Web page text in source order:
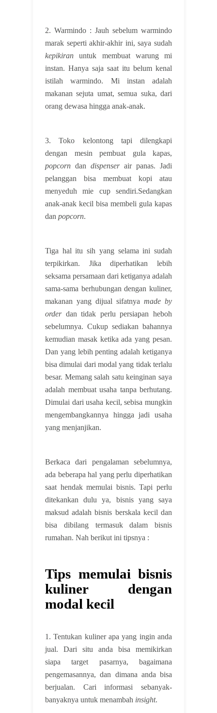
2. Warmindo : Jauh sebelum warmindo
marak seperti akhir-akhir ini, saya sudah
kepikiran untuk membuat warung mi
instan. Hanya saja saat itu belum kenal
istilah warmindo. Mi instan adalah
makanan sejuta umat, semua suka, dari
orang dewasa hingga anak-anak.
3. Toko kelontong tapi dilengkapi
dengan mesin pembuat gula kapas,
popcorn dan dispenserair panas. Jadi
pelanggan bisa membuat kopi atau
menyeduh mie cup sendiri.Sedangkan
anak-anak kecil bisa membeli gula kapas
dan popcorn.
Tiga hal itu sih yang selama ini sudah
terpikirkan. Jika diperhatikan lebih
seksama persamaan dari ketiganya adalah
sama-sama berhubungan dengan kuliner,
makanan yang dijual sifatnya made by
orderdan tidak perlu persiapan heboh
sebelumnya. Cukup sediakan bahannya
kemudian masak ketika ada yang pesan.
Dan yang lebih penting adalah ketiganya
bisa dimulai dari modal yang tidak terlalu
besar. Memang salah satu keinginan saya
adalah membuat usaha tanpa berhutang.
Dimulai dari usaha kecil, sebisa mungkin
mengembangkannya hingga jadi usaha
yang menjanjikan.
Berkaca dari pengalaman sebelumnya,
ada beberapa hal yang perlu diperhatikan
saat hendak memulai bisnis. Tapi perlu
ditekankan dulu ya, bisnis yang saya
maksud adalah bisnis berskala kecil dan
bisa dibilang termasuk dalam bisnis
rumahan. Nah berikut ini tipsnya :
Tips memulai bisnis
kuliner dengan
modal kecil
1. Tentukan kuliner apa yang ingin anda
jual. Dari situ anda bisa memikirkan
siapa target pasarnya, bagaimana
pengemasannya, dan dimana anda bisa
berjualan. Cari informasi sebanyak-
banyaknya untuk menambah insight.